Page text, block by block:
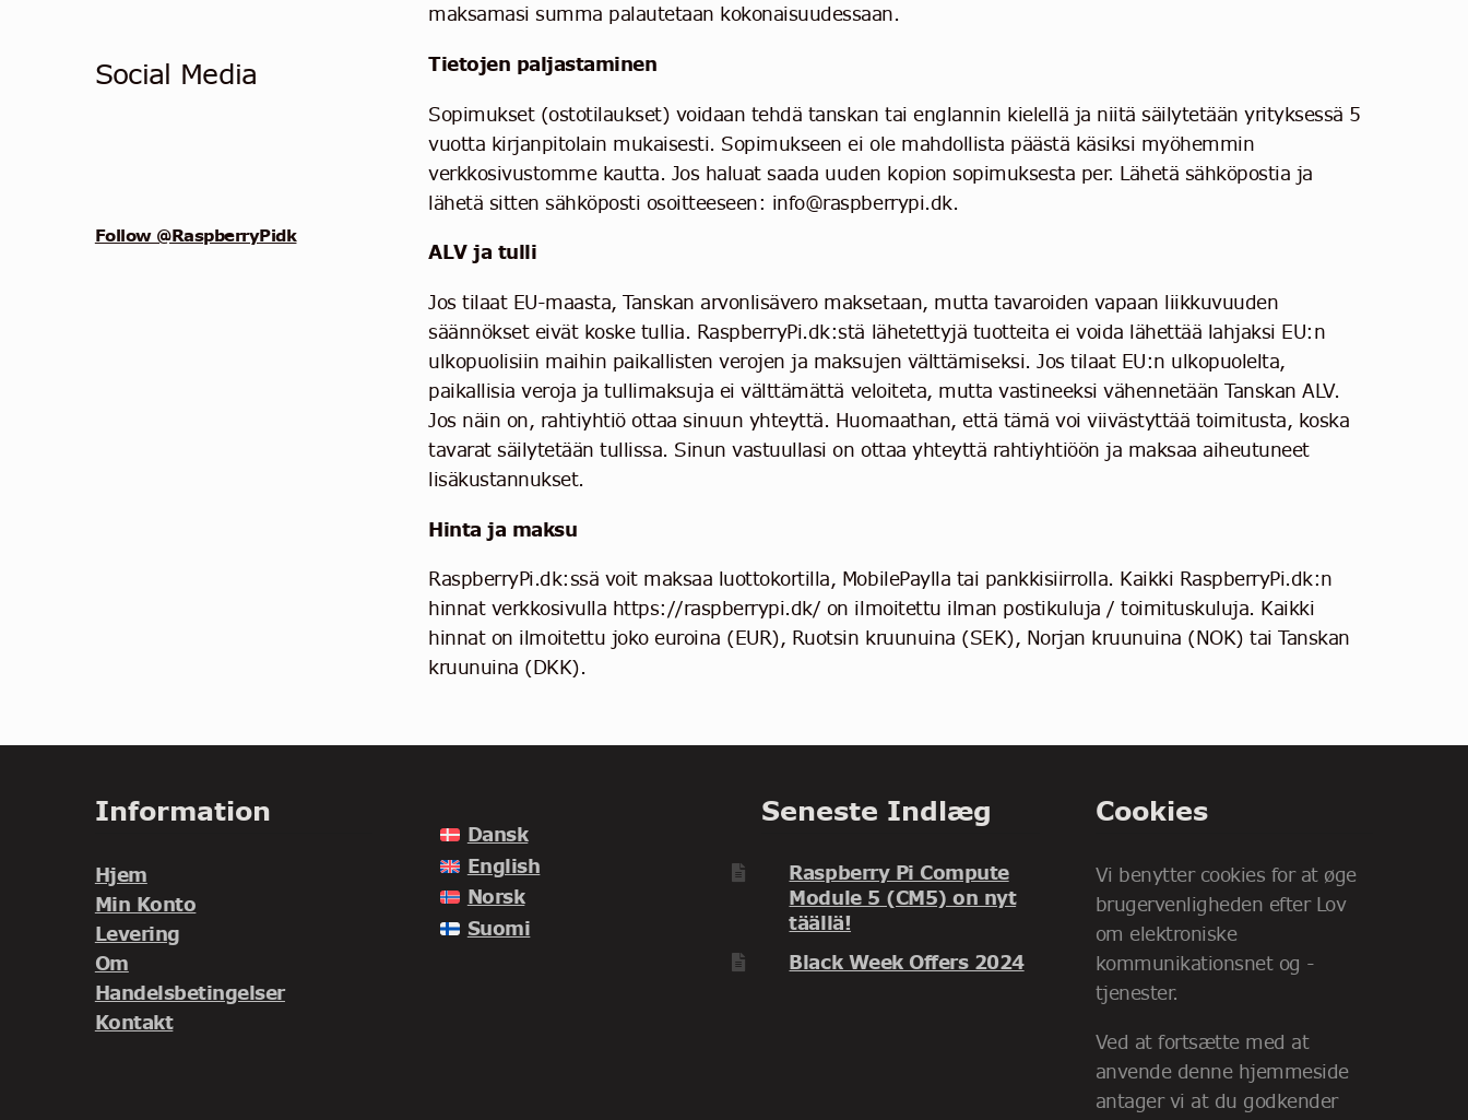
maksamasi summa palautetaan kokonaisuudessaan.
Tietojen paljastaminen
Sopimukset (ostotilaukset) voidaan tehdä tanskan tai englannin kielellä ja niitä säilytetään yrityksessä 5
vuotta kirjanpitolain mukaisesti. Sopimukseen ei ole mahdollista päästä käsiksi myöhemmin
verkkosivustomme kautta. Jos haluat saada uuden kopion sopimuksesta per. Lähetä sähköpostia ja
lähetä sitten sähköposti osoitteeseen: info@raspberrypi.dk.
ALV ja tulli
Jos tilaat EU-maasta, Tanskan arvonlisävero maksetaan, mutta tavaroiden vapaan liikkuvuuden
säännökset eivät koske tullia. RaspberryPi.dk:stä lähetettyjä tuotteita ei voida lähettää lahjaksi EU:n
ulkopuolisiin maihin paikallisten verojen ja maksujen välttämiseksi. Jos tilaat EU:n ulkopuolelta,
paikallisia veroja ja tullimaksuja ei välttämättä veloiteta, mutta vastineeksi vähennetään Tanskan ALV.
Jos näin on, rahtiyhtiö ottaa sinuun yhteyttä. Huomaathan, että tämä voi viivästyttää toimitusta, koska
tavarat säilytetään tullissa. Sinun vastuullasi on ottaa yhteyttä rahtiyhtiöön ja maksaa aiheutuneet
lisäkustannukset.
Hinta ja maksu
RaspberryPi.dk:ssä voit maksaa luottokortilla, MobilePaylla tai pankkisiirrolla. Kaikki RaspberryPi.dk:n
hinnat verkkosivulla https://raspberrypi.dk/ on ilmoitettu ilman postikuluja / toimituskuluja. Kaikki
hinnat on ilmoitettu joko euroina (EUR), Ruotsin kruunuina (SEK), Norjan kruunuina (NOK) tai Tanskan
kruunuina (DKK).
Social Media
Follow @RaspberryPidk
Information
Hjem
Min Konto
Levering
Om
Handelsbetingelser
Kontakt
Dansk
English
Norsk
Suomi
Seneste Indlæg
Raspberry Pi Compute
Module 5 (CM5) on nyt
täällä!
Black Week Offers 2024
Cookies
Vi benytter cookies for at øge
brugervenligheden efter Lov
om elektroniske
kommunikationsnet og -
tjenester.
Ved at fortsætte med at
anvende denne hjemmeside
antager vi at du godkender